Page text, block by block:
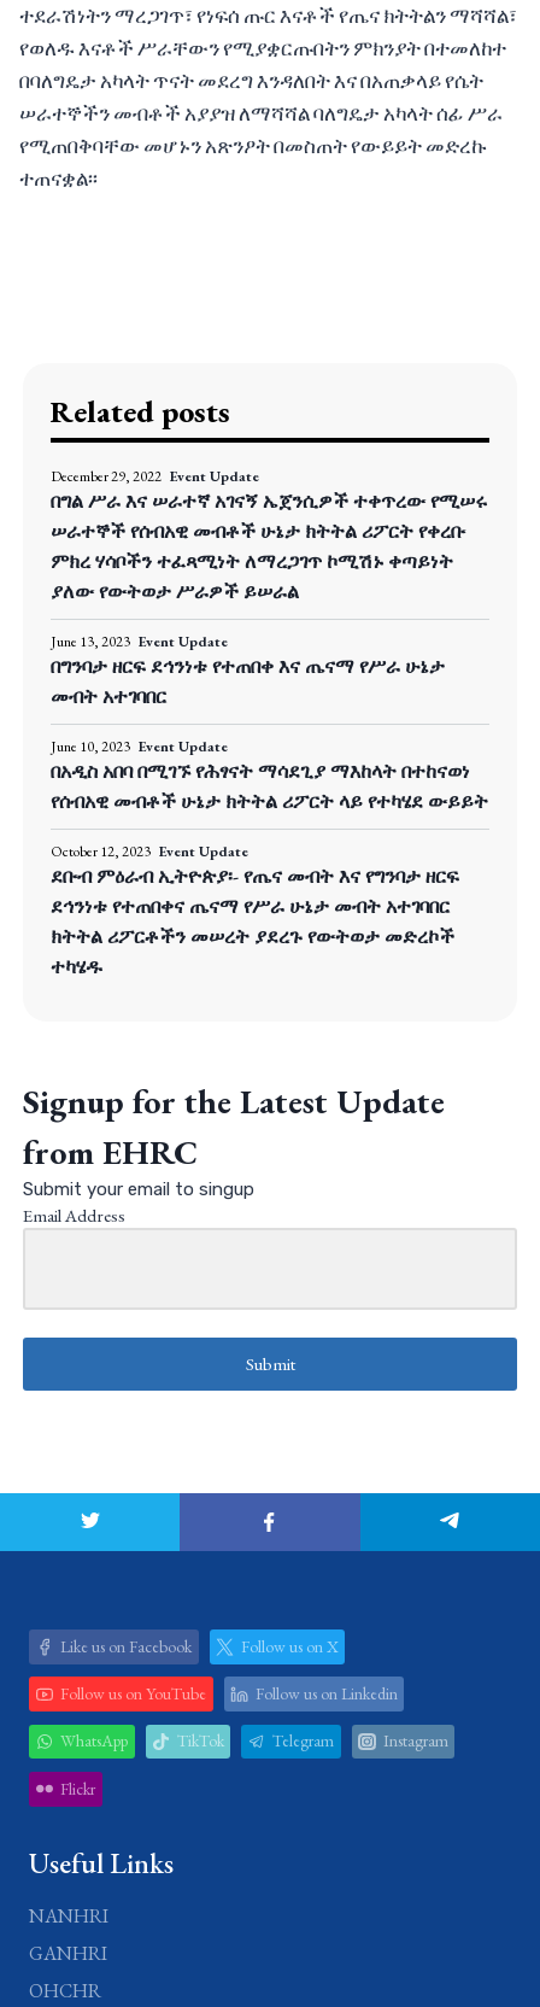
ተደራሽነትን ማረጋገጥ፣ የነፍሰ ጡር እናቶች የጤና ክትትልን ማሻሻል፣
የወለዱ እናቶች ሥራቸውን የሚያቋርጡበትን ምክንያት በተመለከተ
በባለግዴታ አካላት ጥናት መደረግ እንዳለበት እና በአጠቃላይ የሴት
ሠራተኞችን መብቶች አያያዝ ለማሻሻል ባለግዴታ አካላት ሰፊ ሥራ
የሚጠበቅባቸው መሆኑን አጽንዖት በመስጠት የውይይት መድረኩ
ተጠናቋል፡፡
Related posts
December 29, 2022 Event Update
በግል ሥራ እና ሠራተኛ አገናኝ ኤጀንሲዎች ተቀጥረው የሚሠሩ
ሠራተኞች የሰብአዊ መብቶች ሁኔታ ክትትል ሪፖርት የቀረቡ
ምክረ ሃሳቦችን ተፈጻሚነት ለማረጋገጥ ኮሚሽኑ ቀጣይነት
ያለው የውትወታ ሥራዎች ይሠራል
June 13, 2023 Event Update
በግንባታ ዘርፍ ደኅንነቱ የተጠበቀ እና ጤናማ የሥራ ሁኔታ
መብት አተገባበር
June 10, 2023 Event Update
በአዲስ አበባ በሚገኙ የሕፃናት ማሳደጊያ ማእከላት በተከናወነ
የሰብአዊ መብቶች ሁኔታ ክትትል ሪፖርት ላይ የተካሄደ ውይይት
October 12, 2023 Event Update
ደቡብ ምዕራብ ኢትዮጵያ፡- የጤና መብት እና የግንባታ ዘርፍ
ደኅንነቱ የተጠበቀና ጤናማ የሥራ ሁኔታ መብት አተገባበር
ክትትል ሪፖርቶችን መሠረት ያደረጉ የውትወታ መድረኮች
ተካሄዱ
Signup for the Latest Update
from EHRC
Submit your email to singup
Email Address
Submit
Like us on Facebook Follow us on X
Follow us on YouTube Follow us on Linkedin
WhatsApp TikTok Telegram Instagram
Flickr
Useful Links
NANHRI
GANHRI
OHCHR